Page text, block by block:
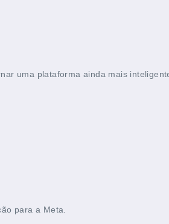
uma plataforma ainda mais
para a Meta.